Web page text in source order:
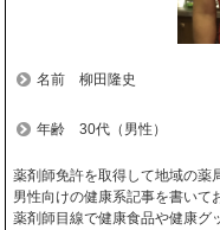
名前 柳田隆史
年齢 30代（男性）
薬剤師免許を取得して地域の薬
男性向けの健康系記事を書いて
薬剤師目線で健康食品や健康グ